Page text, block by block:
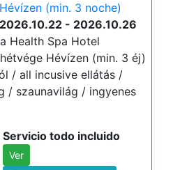
Hévízen (min. 3 noche)
2026.10.22 - 2026.10.26
Health Spa Hotel
Hévízen (min. 3 éj)
/ all incusive ellátás /
/ szaunavilág / ingyenes
Servicio todo incluido
Ver